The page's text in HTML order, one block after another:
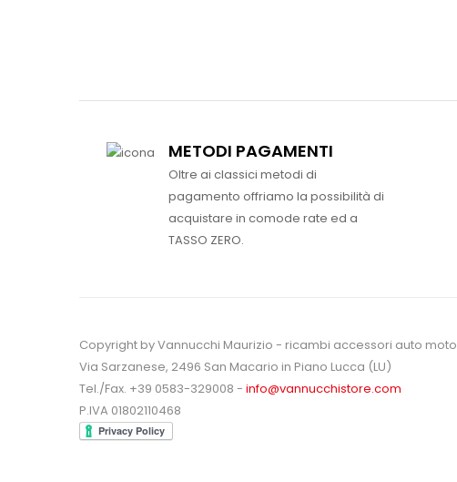
METODI PAGAMENTI
Oltre ai classici metodi di
pagamento offriamo la possibilità di
acquistare in comode rate ed a
TASSO ZERO.
Copyright by Vannucchi Maurizio - ricambi accessori auto moto
Via Sarzanese, 2496 San Macario in Piano Lucca (LU)
Tel./Fax. +39 0583-329008 - info@vannucchistore.com
P.IVA 01802110468